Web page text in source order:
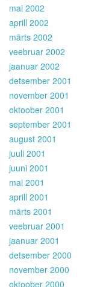
mai 2002
aprill 2002
märts 2002
veebruar 2002
jaanuar 2002
detsember 2001
november 2001
oktoober 2001
september 2001
august 2001
juuli 2001
juuni 2001
mai 2001
aprill 2001
märts 2001
veebruar 2001
jaanuar 2001
detsember 2000
november 2000
oktoober 2000